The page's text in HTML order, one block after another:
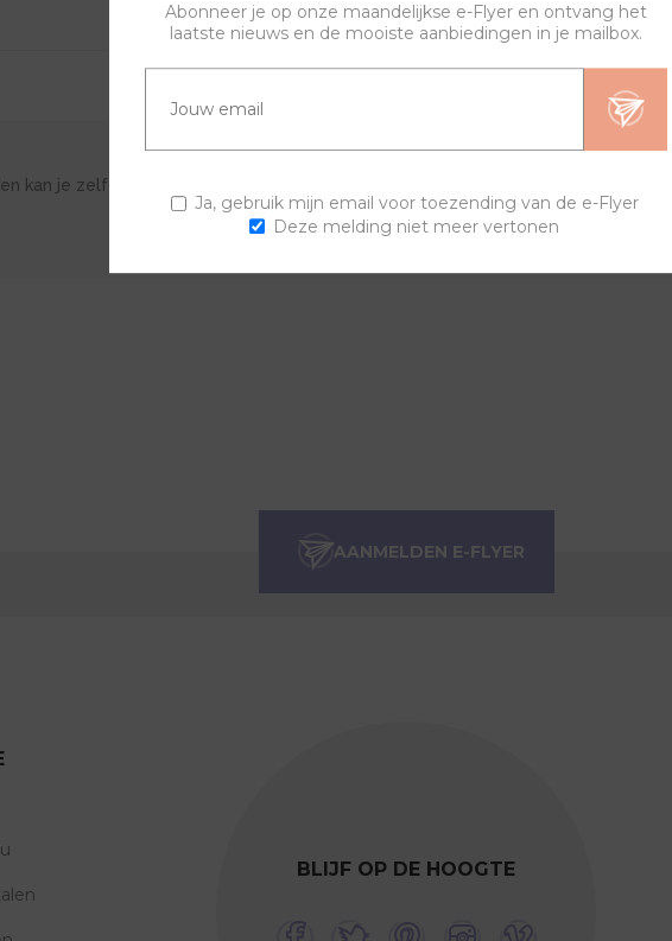
VRAGEN?
kan je zelf je eigen horloge samenstellen. De lyric sierring bestaat uit een
BLIJF OP DE HOOGTE
Abonneer je op onze maandelijkse e-Flyer en ontvang het
laatste nieuws en de mooiste aanbiedingen in je mailbox.
Ja, gebruik mijn email voor toezending van de e-Flyer
Deze melding niet meer vertonen